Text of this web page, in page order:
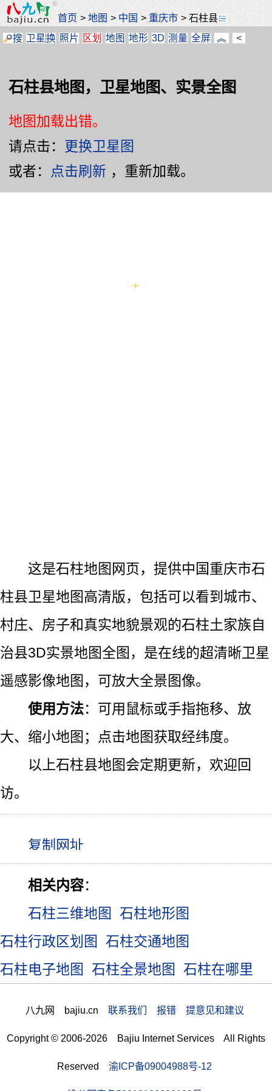
首页 >地图 > 中国 >重庆市 >石柱县
搜 卫星换 照片 区划 地图 地形 3D 测量 全屏 ︽ <
石柱县地图，卫星地图、实景全图
地图加载出错。
请点击： 更换卫星图
或者：
点击刷新 ，重新加载。
这是石柱地图网页，提供中国重庆市石
柱县卫星地图高清版，包括可以看到城市、
村庄、房子和真实地貌景观的石柱土家族自
治县3D实景地图全图，是在线的超清晰卫星
遥感影像地图，可放大全景图像。
使用方法：可用鼠标或手指拖移、放
大、缩小地图；点击地图获取经纬度。
以上石柱县地图会定期更新，欢迎回
访。
相关内容：
石柱三维地图
石柱地形图
石柱行政区划图
石柱交通地图
石柱电子地图
石柱全景地图 石柱在哪里
八九网 bajiu.cn 联系我们 报错 提意见和建议
Copyright © 2006-2026 Bajiu Internet Services All Rights
Reserved 渝ICP备09004988号-12